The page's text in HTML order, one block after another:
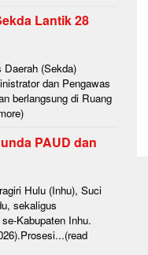
Lantik 28
(Sekda)
dan Pengawas
berlangsung di Ruang
PAUD dan
Hulu (Inhu), Suci
sekaligus
Kabupaten Inhu.